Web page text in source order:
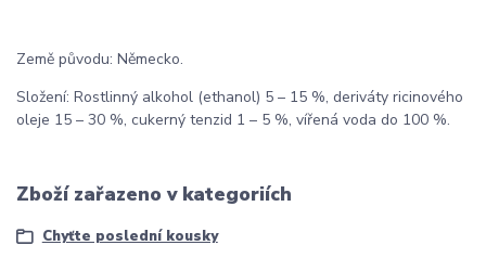
Země původu: Německo.
Složení: Rostlinný alkohol (ethanol) 5 – 15 %, deriváty ricinového
oleje 15 – 30 %, cukerný tenzid 1 – 5 %, vířená voda do 100 %.
Zboží zařazeno v kategoriích
Chyťte poslední kousky